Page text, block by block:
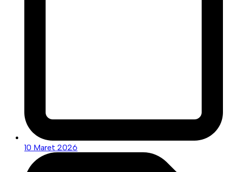
10 Maret 2026